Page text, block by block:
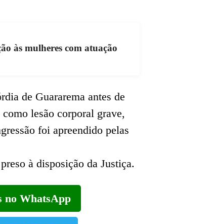
às mulheres com atuação
de Guararema antes de
lesão corporal grave,
foi apreendido pelas
à disposição da Justiça.
no WhatsApp